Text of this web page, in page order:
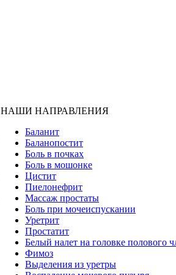
НАШИ НАПРАВЛЕНИЯ
Баланит
Баланопостит
Боль в почках
Боль в мошонке
Цистит
Пиелонефрит
Массаж простаты
Боль при мочеиспускании
Уретрит
Простатит
Белый налет на головке полового
Фимоз
Выделения из уретры